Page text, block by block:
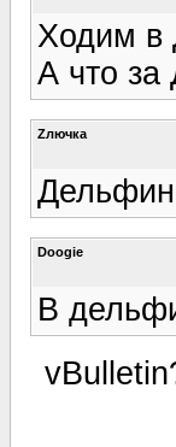
Ходим в
А что за
Zлючка
Doogie
В